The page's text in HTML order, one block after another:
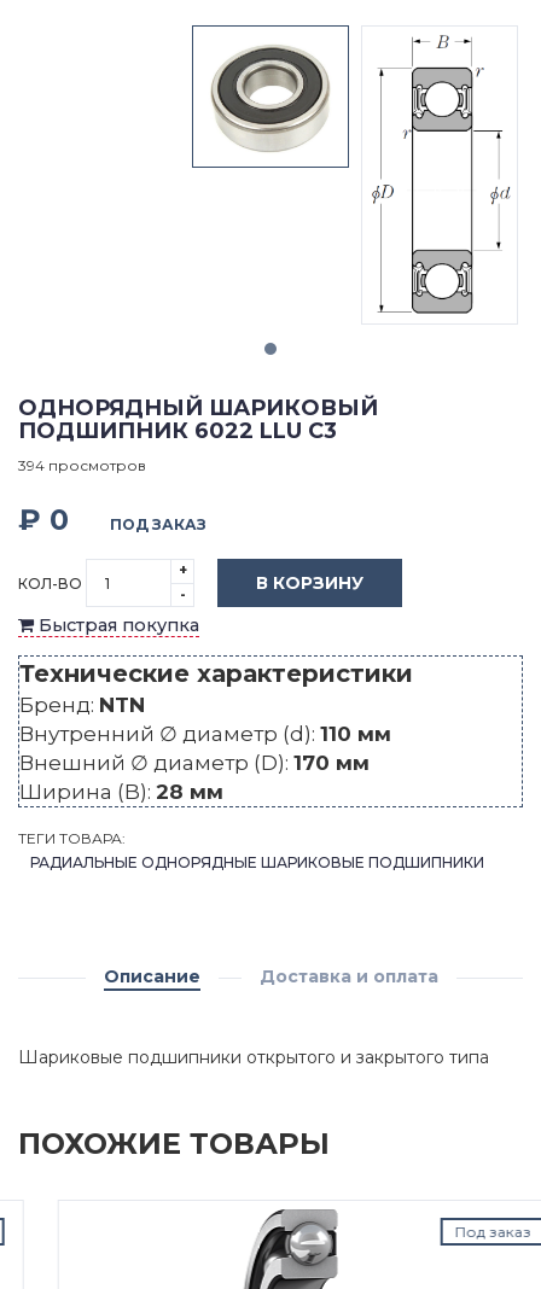
ОДНОРЯДНЫЙ ШАРИКОВЫЙ
ПОДШИПНИК 6022 LLU C3
394 просмотров
₽ 0 ПОД ЗАКАЗ
КОЛ-ВО
+
-
В КОРЗИНУ
Быстрая покупка
Технические характеристики
Бренд: NTN
Внутренний ∅ диаметр (d): 110 мм
Внешний ∅ диаметр (D): 170 мм
Ширина (B): 28 мм
ТЕГИ ТОВАРА:
РАДИАЛЬНЫЕ ОДНОРЯДНЫЕ ШАРИКОВЫЕ ПОДШИПНИКИ
Описание Доставка и оплата
Шариковые подшипники открытого и закрытого типа
ПОХОЖИЕ ТОВАРЫ
Под заказ